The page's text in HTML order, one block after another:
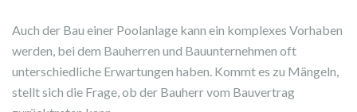
Auch der Bau einer Poolanlage kann ein komplexes Vorhaben
werden, bei dem Bauherren und Bauunternehmen oft
unterschiedliche Erwartungen haben. Kommt es zu Mängeln,
stellt sich die Frage, ob der Bauherr vom Bauvertrag